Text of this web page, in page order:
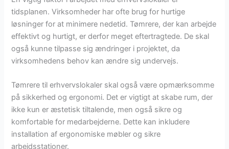
tidsplanen. Virksomheder har ofte brug for hurtige
løsninger for at minimere nedetid. Tømrere, der kan arbejde
effektivt og hurtigt, er derfor meget eftertragtede. De skal
også kunne tilpasse sig ændringer i projektet, da
virksomhedens behov kan ændre sig undervejs.
Tømrere til erhvervslokaler skal også være opmærksomme
på sikkerhed og ergonomi. Det er vigtigt at skabe rum, der
ikke kun er æstetisk tiltalende, men også sikre og
komfortable for medarbejderne. Dette kan inkludere
installation af ergonomiske møbler og sikre
arbejdsstationer.